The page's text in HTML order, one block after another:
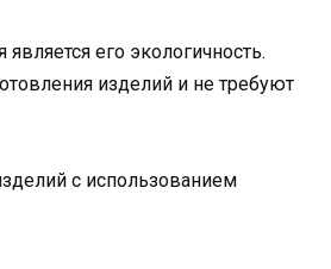
его экологичность.
изделий и не требуют
с использованием